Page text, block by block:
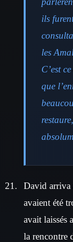
ils
les
C’est
que
David arriva
avaient été
avait laissés
la rencontre